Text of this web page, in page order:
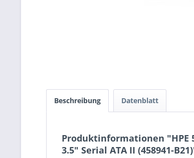
Beschreibung Datenblatt
Produktinformationen "HPE
3.5" Serial ATA II (458941-